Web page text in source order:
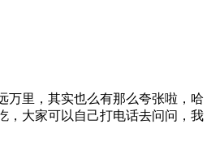
万里，其实也么有那么夸张啦，哈
，大家可以自己打电话去问问，我